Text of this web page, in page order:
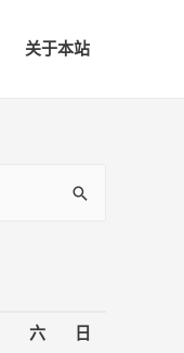
关于本站
六 日